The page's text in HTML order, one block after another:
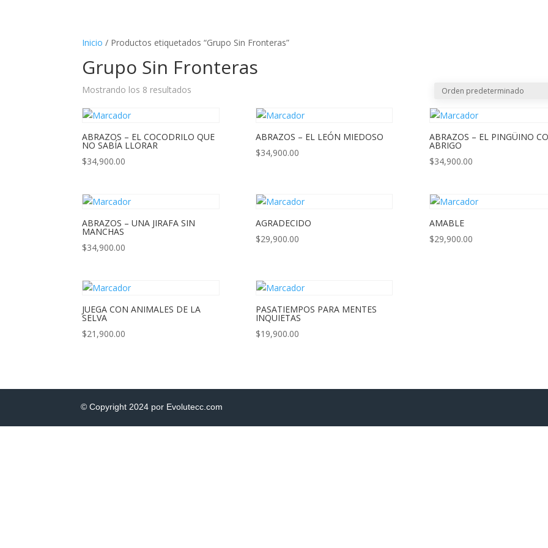
Inicio / Productos etiquetados “Grupo Sin Fronteras”
Grupo Sin Fronteras
Mostrando los 8 resultados
ABRAZOS – EL COCODRILO QUE
NO SABÍA LLORAR
$34,900.00
ABRAZOS – EL LEÓN MIEDOSO
$34,900.00
ABRAZOS – EL PINGÜINO
ABRIGO
$34,900.00
ABRAZOS – UNA JIRAFA SIN
MANCHAS
$34,900.00
AGRADECIDO
$29,900.00
AMABLE
$29,900.00
JUEGA CON ANIMALES DE LA
SELVA
$21,900.00
PASATIEMPOS PARA MENTES
INQUIETAS
$19,900.00
© Copyright 2024 por Evolutecc.com